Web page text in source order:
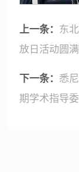
上一条： 东
放日活动圆
下一条： 悉
期学术指导